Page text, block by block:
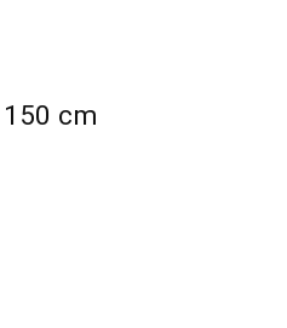
cm